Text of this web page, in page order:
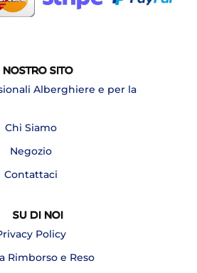
NOSTRO SITO
Alberghiere e per la
Chi Siamo
Negozio
Contattaci
SU DI NOI
Policy
Rimborso e Reso